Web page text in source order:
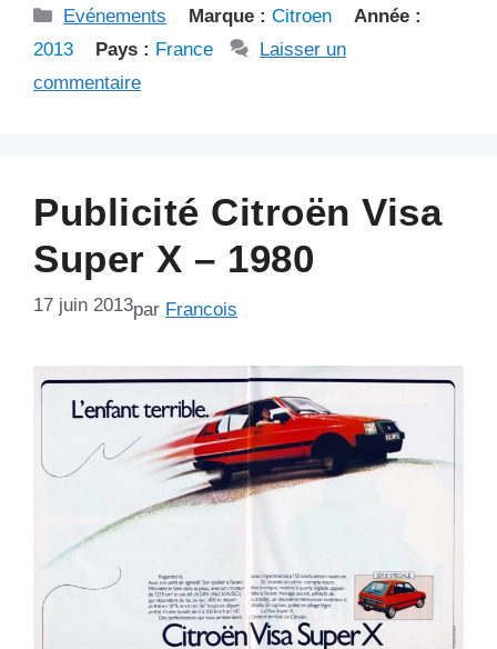
Catégories
Evénements Marque : Citroen
Année :
2013
Pays : France
Laisser un
commentaire
Publicité Citroën Visa
Super X – 1980
17 juin 2013par Francois